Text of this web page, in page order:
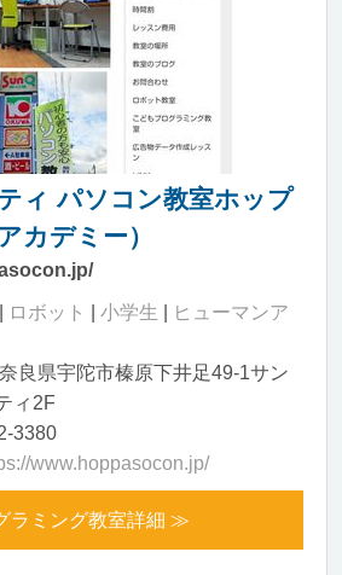
ィ パソコン教室ホップ
カデミー）
ロボット 小学生
ヒューマンア
良県宇陀市榛原下井足49-1サン
ィ2F
3380
www.hoppasocon.jp/
ラミング教室詳細 ≫